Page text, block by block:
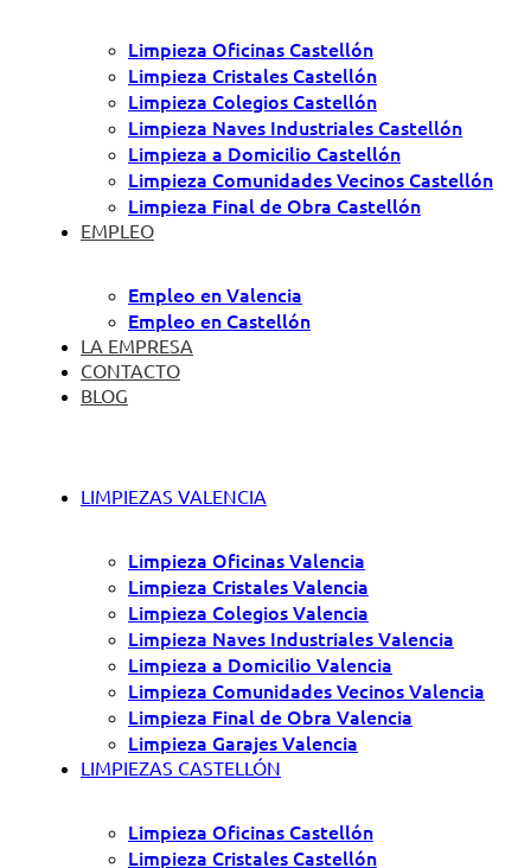
Limpieza Oficinas Castellón
Limpieza Cristales Castellón
Limpieza Colegios Castellón
Limpieza Naves Industriales Castellón
Limpieza a Domicilio Castellón
Limpieza Comunidades Vecinos Castellón
Limpieza Final de Obra Castellón
EMPLEO
Empleo en Valencia
Empleo en Castellón
LA EMPRESA
CONTACTO
BLOG
LIMPIEZAS VALENCIA
Limpieza Oficinas Valencia
Limpieza Cristales Valencia
Limpieza Colegios Valencia
Limpieza Naves Industriales Valencia
Limpieza a Domicilio Valencia
Limpieza Comunidades Vecinos Valencia
Limpieza Final de Obra Valencia
Limpieza Garajes Valencia
LIMPIEZAS CASTELLÓN
Limpieza Oficinas Castellón
Limpieza Cristales Castellón